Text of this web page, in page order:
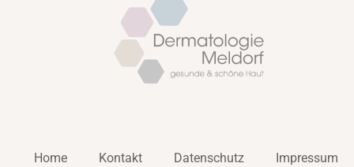
Home Kontakt Datenschutz Impressum